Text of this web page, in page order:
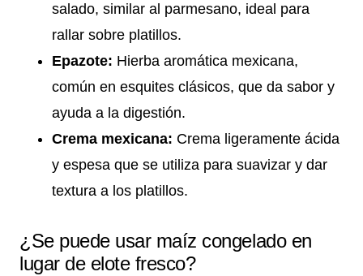
salado, similar al parmesano, ideal para
rallar sobre platillos.
Epazote: Hierba aromática mexicana,
común en esquites clásicos, que da sabor y
ayuda a la digestión.
Crema mexicana: Crema ligeramente ácida
y espesa que se utiliza para suavizar y dar
textura a los platillos.
¿Se puede usar maíz congelado en
lugar de elote fresco?